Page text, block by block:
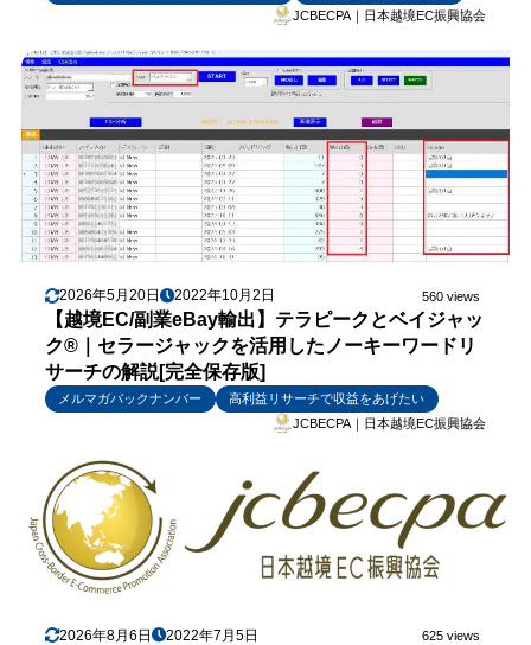
JCBECPA｜日本越境EC振興協会
2026年5月20日 2022年10月2日 560 views
【越境EC/副業eBay輸出】テラピークとベイジャッ
ク®｜セラージャックを活用したノーキーワードリ
サーチの解説[完全保存版]
メルマガバックナンバー
高利益リサーチで収益をあげたい
JCBECPA｜日本越境EC振興協会
2026年8月6日 2022年7月5日 625 views